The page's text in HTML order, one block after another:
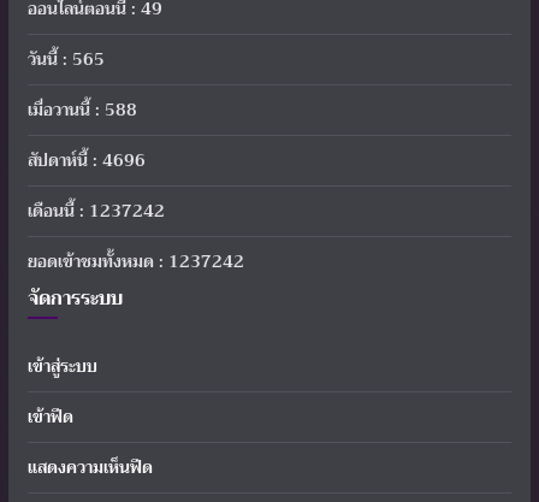
ออนไลน์ตอนนี้ : 49
วันนี้ : 565
เมื่อวานนี้ : 588
สัปดาห์นี้ : 4696
เดือนนี้ : 1237242
ยอดเข้าชมทั้งหมด : 1237242
จัดการระบบ
เข้าสู่ระบบ
เข้าฟีด
แสดงความเห็นฟีด